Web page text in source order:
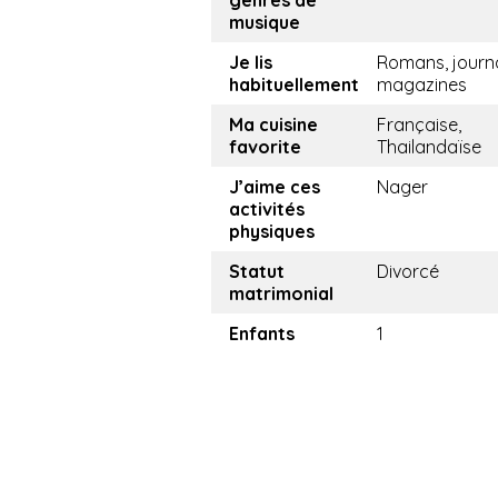
musique
Je lis
habituellement
Romans,
magazines
Ma cuisine
favorite
Française,
Thailandaïse
J’aime ces
activités
physiques
Nager
Statut
matrimonial
Divorcé
Enfants 1